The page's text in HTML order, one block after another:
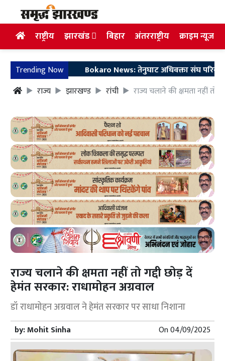
राष्ट्रीय झारखंड बिहार अंतरराष्ट्रीय क्राइम न्यूज
Trending NowBokaro News: तेनुघाट अधिवक्ता संघ परिसर में गुरु
राज्य
झारखण्ड रांची राज्य चलाने की क्षमता नहीं तो
राज्य चलाने की क्षमता नहीं तो गद्दी छोड़ दें
हेमंत सरकार: राधामोहन अग्रवाल
डॉ राधामोहन अग्रवाल ने हेमंत सरकार पर साधा निशाना
by:Mohit Sinha On04/09/2025